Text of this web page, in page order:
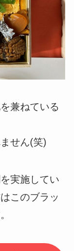
兼ねている
せん(笑)
実施してい
このブラッ